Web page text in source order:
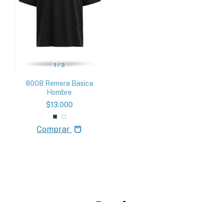
1/3
8008 Remera Basica
Hombre
$13.000
Comprar